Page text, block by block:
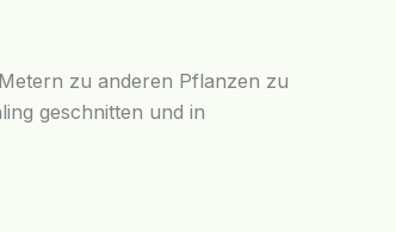
zu anderen Pflanzen zu
geschnitten und in